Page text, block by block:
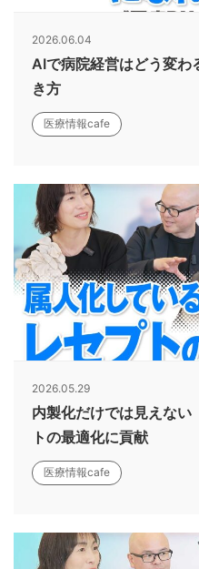
2026.06.04
AIで病院経営はどう変わ
き方
医療情報cafe
2026.05.29
内製化だけでは見えない
トの最適化に貢献
医療情報cafe